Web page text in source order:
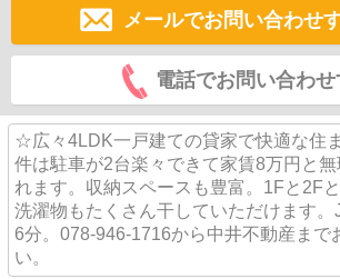
メールでお問い合わせ
電話でお問い合わせ
☆広々4LDK一戸建ての貸家で快適な住
件は駐車が2台楽々できて家賃8万円と
れます。収納スペースも豊富。1Fと2F
洗濯物もたくさん干していただけます
6分。078-946-1716から中井不動産まで
い。